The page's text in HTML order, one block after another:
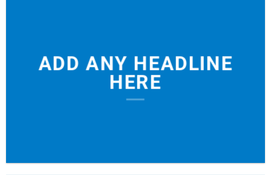
ADD ANY HEADLINE
HERE